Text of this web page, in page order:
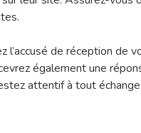
l’accusé de réception de
également une
attentif à tout